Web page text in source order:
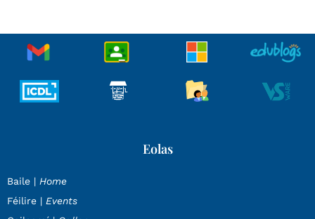
Eolas
Baile | Home
Féilire | Events